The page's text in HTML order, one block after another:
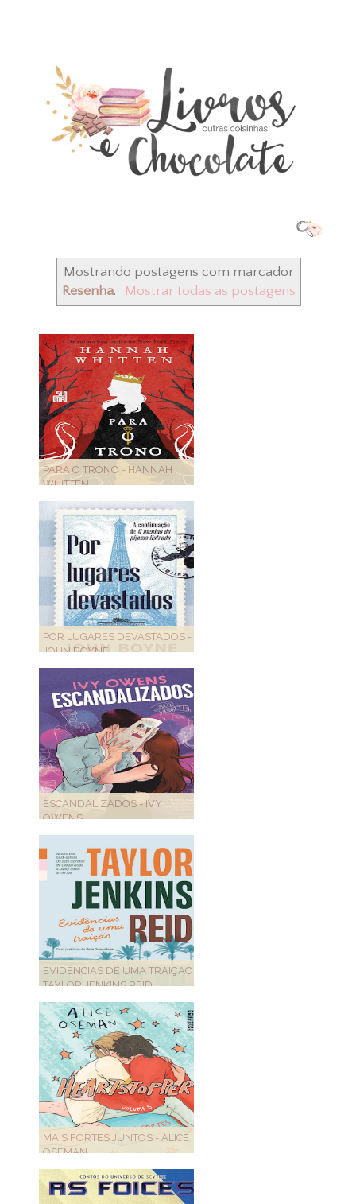
Mostrando postagens com marcador
Resenha. Mostrar todas as postagens
PARA O TRONO - HANNAH
WHITTEN
POR LUGARES DEVASTADOS -
JOHN BOYNE
ESCANDALIZADOS - IVY
OWENS
EVIDÊNCIAS DE UMA TRAIÇÃO -
TAYLOR JENKINS REID
MAIS FORTES JUNTOS - ALICE
OSEMAN